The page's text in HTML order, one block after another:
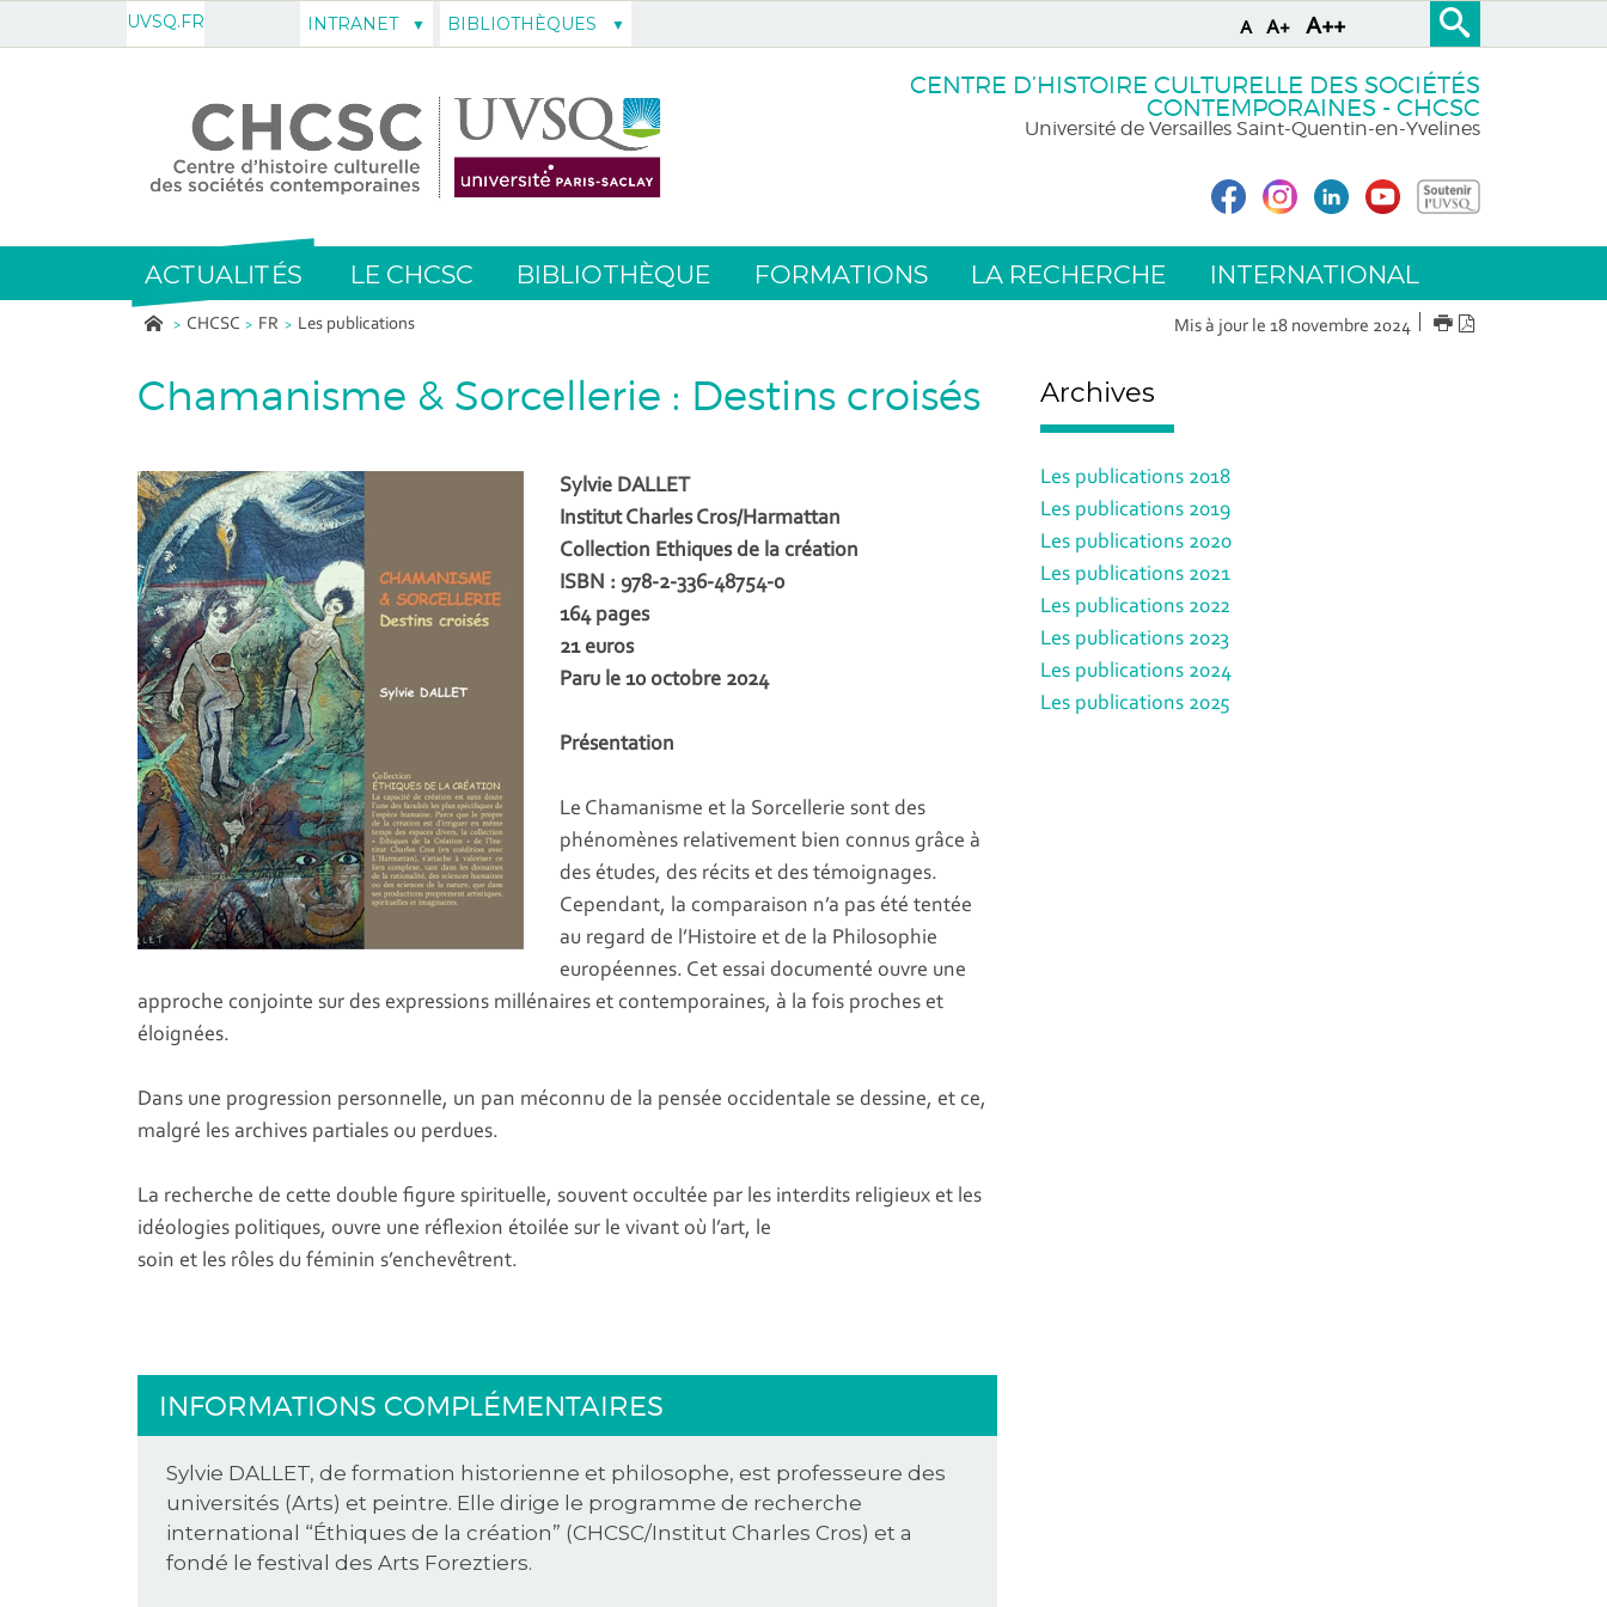
A A+ A++
UVSQ.FR
CENTRE D’HISTOIRE CULTURELLE DES SOCIÉTÉS
CONTEMPORAINES - CHCSC
Université de Versailles Saint-Quentin-en-Yvelines
ACTUALITÉS LE CHCSC BIBLIOTHÈQUE FORMATIONS LA RECHERCHE INTERNATIONAL
CHCSC FR Les publications Mis à jour le 18 novembre 2024 IMPRIMER
Chamanisme & Sorcellerie : Destins croisés
Sylvie DALLET
Institut Charles Cros/Harmattan
Collection Ethiques de la création
ISBN : 978-2-336-48754-0
164 pages
21 euros
Paru le 10 octobre 2024
Présentation
Le Chamanisme et la Sorcellerie sont des
phénomènes relativement bien connus grâce à
des études, des récits et des témoignages.
Cependant, la comparaison n’a pas été tentée
au regard de l’Histoire et de la Philosophie
européennes. Cet essai documenté ouvre une
approche conjointe sur des expressions millénaires et contemporaines, à la fois proches et
éloignées.
Dans une progression personnelle, un pan méconnu de la pensée occidentale se dessine, et ce,
malgré les archives partiales ou perdues.
La recherche de cette double figure spirituelle, souvent occultée par les interdits religieux et les
idéologies politiques, ouvre une réflexion étoilée sur le vivant où l’art, le
soin et les rôles du féminin s’enchevêtrent.
INFORMATIONS COMPLÉMENTAIRES
Sylvie DALLET, de formation historienne et philosophe, est professeure des
universités (Arts) et peintre. Elle dirige le programme de recherche
international “Éthiques de la création” (CHCSC/Institut Charles Cros) et a
fondé le festival des Arts Foreztiers.
Archives
Les publications 2018
Les publications 2019
Les publications 2020
Les publications 2021
Les publications 2022
Les publications 2023
Les publications 2024
Les publications 2025
INTRANET BIBLIOTHÈQUES